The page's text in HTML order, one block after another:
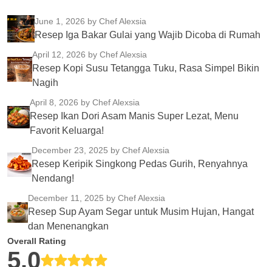
June 1, 2026 by Chef Alexsia
Resep Iga Bakar Gulai yang Wajib Dicoba di Rumah
April 12, 2026 by Chef Alexsia
Resep Kopi Susu Tetangga Tuku, Rasa Simpel Bikin
Nagih
April 8, 2026 by Chef Alexsia
Resep Ikan Dori Asam Manis Super Lezat, Menu
Favorit Keluarga!
December 23, 2025 by Chef Alexsia
Resep Keripik Singkong Pedas Gurih, Renyahnya
Nendang!
December 11, 2025 by Chef Alexsia
Resep Sup Ayam Segar untuk Musim Hujan, Hangat
dan Menenangkan
Overall Rating
5.0